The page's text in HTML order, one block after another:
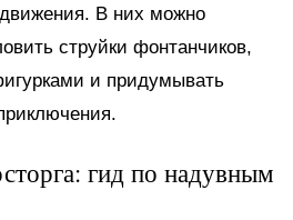
движения. В них можно
струйки фонтанчиков,
и придумывать
гид по надувным